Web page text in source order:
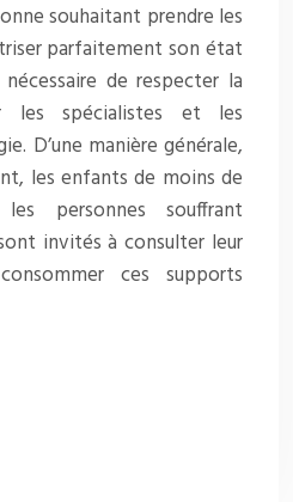
souhaitant prendre les
parfaitement son état
de respecter la
les spécialistes et les
D’une manière générale,
les enfants de moins de
personnes souffrant
invités à consulter leur
ces supports